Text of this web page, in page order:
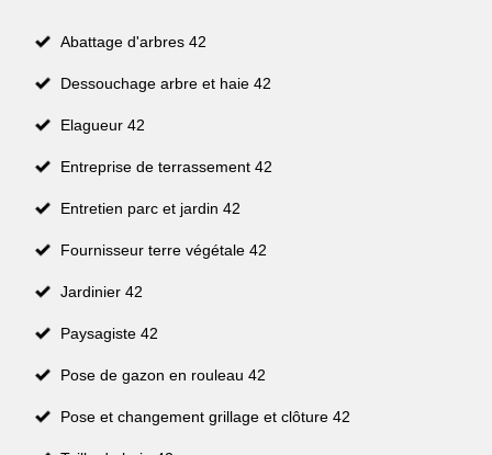
Abattage d'arbres 42
Dessouchage arbre et haie 42
Elagueur 42
Entreprise de terrassement 42
Entretien parc et jardin 42
Fournisseur terre végétale 42
Jardinier 42
Paysagiste 42
Pose de gazon en rouleau 42
Pose et changement grillage et clôture 42